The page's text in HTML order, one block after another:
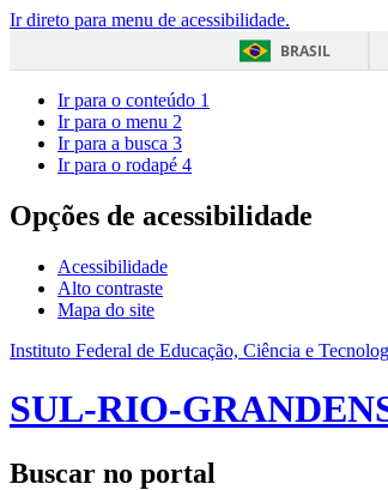
Ir direto para menu de acessibilidade.
BRASIL
Ir para o conteúdo 1
Ir para o menu 2
Ir para a busca 3
Ir para o rodapé 4
Opções de acessibilidade
Acessibilidade
Alto contraste
Mapa do site
Instituto Federal de Educação, Ciência e
SUL-RIO-
Buscar no portal